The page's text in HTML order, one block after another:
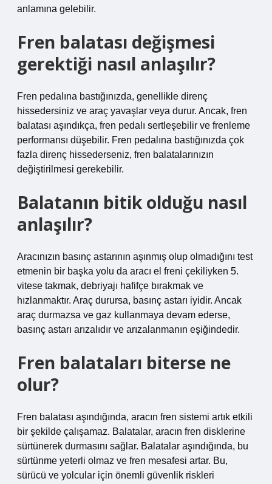
anlamına gelebilir.
Fren balatası değişmesi
gerektiği nasıl anlaşılır?
Fren pedalına bastığınızda, genellikle direnç
hissedersiniz ve araç yavaşlar veya durur. Ancak, fren
balatası aşındıkça, fren pedalı sertleşebilir ve frenleme
performansı düşebilir. Fren pedalına bastığınızda çok
fazla direnç hissederseniz, fren balatalarınızın
değiştirilmesi gerekebilir.
Balatanın bitik olduğu nasıl
anlaşılır?
Aracınızın basınç astarının aşınmış olup olmadığını test
etmenin bir başka yolu da aracı el freni çekiliyken 5.
vitese takmak, debriyajı hafifçe bırakmak ve
hızlanmaktır. Araç durursa, basınç astarı iyidir. Ancak
araç durmazsa ve gaz kullanmaya devam ederse,
basınç astarı arızalıdır ve arızalanmanın eşiğindedir.
Fren balataları biterse ne
olur?
Fren balatası aşındığında, aracın fren sistemi artık etkili
bir şekilde çalışamaz. Balatalar, aracın fren disklerine
sürtünerek durmasını sağlar. Balatalar aşındığında, bu
sürtünme yeterli olmaz ve fren mesafesi artar. Bu,
sürücü ve yolcular için önemli güvenlik riskleri